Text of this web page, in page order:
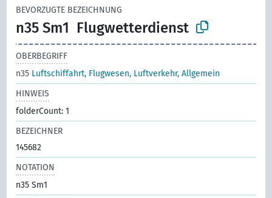
BEVORZUGTE BEZEICHNUNG
n35 Sm1 Flugwetterdienst
OBERBEGRIFF
n35 Luftschiffahrt, Flugwesen, Luftverkehr, Allgemein
HINWEIS
folderCount: 1
BEZEICHNER
145682
NOTATION
n35 Sm1